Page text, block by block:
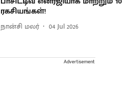
ரகசியங்கள்!
நான்சி மலர் 04 Jul 2026
Advertisement